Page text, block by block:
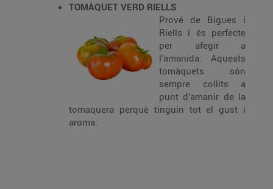
TOMÀQUET VERD RIELLS
Prové de Bigues i
Riells i és perfecte
per afegir a
l’amanida. Aquests
tomàquets són
sempre collits a
punt d’amanir de la
tomaquera perquè tinguin tot el gust i
aroma.